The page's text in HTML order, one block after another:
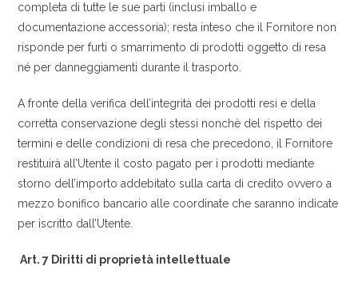
completa di tutte le sue parti (inclusi imballo e
documentazione accessoria); resta inteso che il Fornitore non
risponde per furti o smarrimento di prodotti oggetto di resa
né per danneggiamenti durante il trasporto.
A fronte della verifica dell’integrità dei prodotti resi e della
corretta conservazione degli stessi nonchè del rispetto dei
termini e delle condizioni di resa che precedono, il Fornitore
restituirà all’Utente il costo pagato per i prodotti mediante
storno dell’importo addebitato sulla carta di credito ovvero a
mezzo bonifico bancario alle coordinate che saranno indicate
per iscritto dall’Utente.
Art. 7 Diritti di proprietà intellettuale